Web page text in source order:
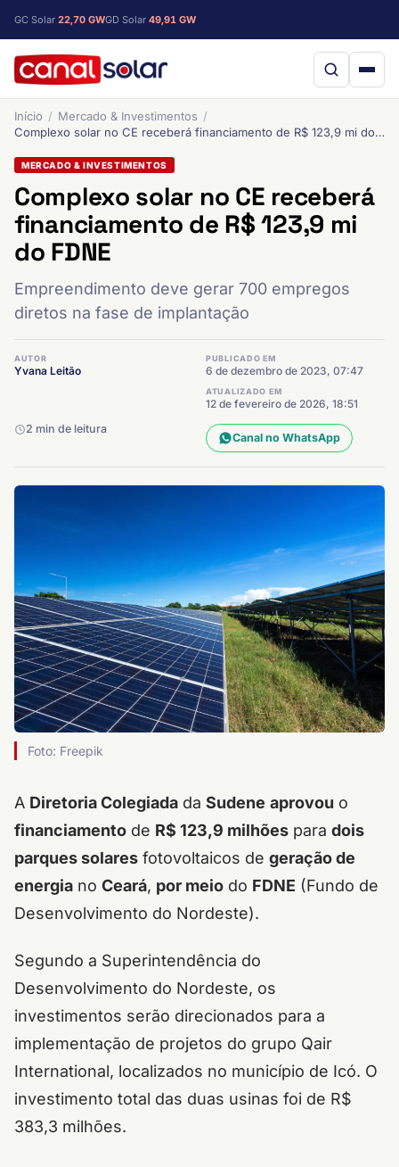
GC Solar 22,70 GWGD Solar 49,91 GW
Início
Mercado & Investimentos
Complexo solar no CE receberá financiamento de R$ 123,9 mi do FDNE
MERCADO & INVESTIMENTOS
Complexo solar no CE receberá
financiamento de R$ 123,9 mi
do FDNE
Empreendimento deve gerar 700 empregos
diretos na fase de implantação
AUTOR
Yvana Leitão
PUBLICADO EM
6 de dezembro de 2023, 07:47
ATUALIZADO EM
12 de fevereiro de 2026, 18:51
2 min de leitura
Canal no WhatsApp
Foto: Freepik
A Diretoria Colegiada da Sudene aprovou o
financiamento de R$ 123,9 milhões para dois
parques solares fotovoltaicos de geração de
energia no Ceará, por meio do FDNE (Fundo de
Desenvolvimento do Nordeste).
Segundo a Superintendência do
Desenvolvimento do Nordeste, os
investimentos serão direcionados para a
implementação de projetos do grupo Qair
International, localizados no município de Icó. O
investimento total das duas usinas foi de R$
383,3 milhões.